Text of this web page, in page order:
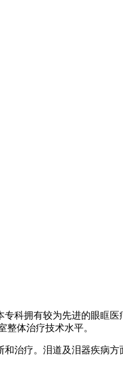
科拥有较为先进的眼眶
体治疗技术水平。
治疗。泪道及泪器疾病